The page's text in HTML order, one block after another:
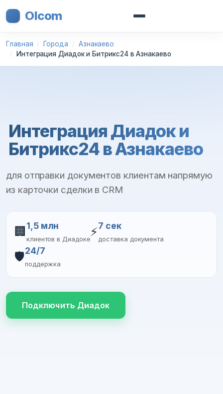
Olcom
Главная Города
Азнакаево
Интеграция Диадок и Битрикс24 в Азнакаево
Интеграция Диадок и
Битрикс24 в Азнакаево
для отправки документов клиентам напрямую
из карточки сделки в CRM
🏢 1,5 млн
клиентов в Диадоке
⚡7 сек
доставка документа
🛡️24/7
поддержка
Подключить Диадок